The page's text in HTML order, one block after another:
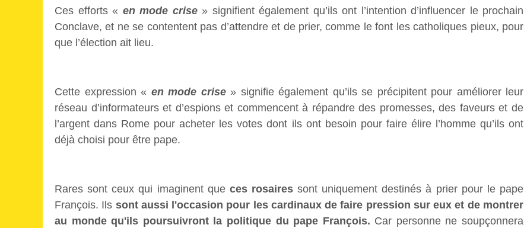
Ces efforts « en mode crise» signifient également qu’ils ont l’intention d’influencer le prochain
Conclave, et ne se contentent pas d’attendre et de prier, comme le font les catholiques pieux, pour
que l’élection ait lieu.
Cette expression « en mode crise» signifie également qu’ils se précipitent pour améliorer leur
réseau d’informateurs et d’espions et commencent à répandre des promesses, des faveurs et de
l’argent dans Rome pour acheter les votes dont ils ont besoin pour faire élire l’homme qu’ils ont
déjà choisi pour être pape.
Rares sont ceux qui imaginent que ces rosairessont uniquement destinés à prier pour le pape
François. Ils sont aussi l'occasion pour les cardinaux de faire pression sur eux et de montrer
au monde qu'ils poursuivront la politique du pape François. Car personne ne soupçonnera